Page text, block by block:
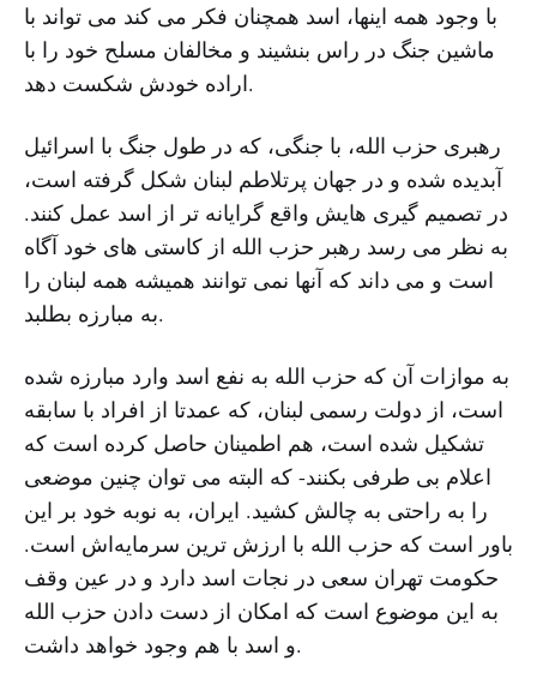
با وجود همه اینها، اسد همچنان فکر می کند می تواند با
ماشین جنگ در راس بنشیند و مخالفان مسلح خود را با
اراده خودش شکست دهد.
رهبری حزب الله، با جنگی، که در طول جنگ با اسرائیل
آبدیده شده و در جهان پرتلاطم لبنان شکل گرفته است،
در تصمیم گیری هایش واقع گرایانه تر از اسد عمل کنند.
به نظر می رسد رهبر حزب الله از کاستی های خود آگاه
است و می داند که آنها نمی توانند همیشه همه لبنان را
به مبارزه بطلبد.
به موازات آن که حزب الله به نفع اسد وارد مبارزه شده
است، از دولت رسمی لبنان، که عمدتا از افراد با سابقه
تشکیل شده است، هم اطمینان حاصل کرده است که
اعلام بی طرفی بکنند- که البته می توان چنین موضعی
را به راحتی به چالش کشید. ایران، به نوبه خود بر این
باور است که حزب الله با ارزش ترین سرمایه‌اش است.
حکومت تهران سعی در نجات اسد دارد و در عین وقف
به این موضوع است که امکان از دست دادن حزب الله
و اسد با هم وجود خواهد داشت.